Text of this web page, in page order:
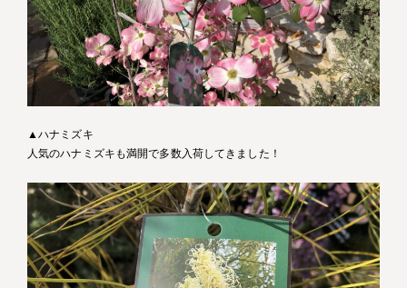
▲ハナミズキ
人気のハナミズキも満開で多数入荷してきました！